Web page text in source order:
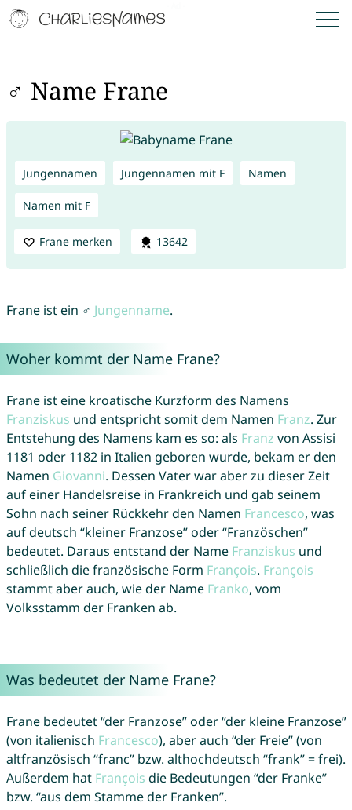
♂ Name Frane
Jungennamen Jungennamen mit F Namen
Namen mit F
Frane merken 13642
Frane ist ein ♂ Jungenname.
Woher kommt der Name Frane?
Frane ist eine kroatische Kurzform des Namens
Franziskus und entspricht somit dem Namen Franz. Zur
Entstehung des Namens kam es so: als Franz von Assisi
1181 oder 1182 in Italien geboren wurde, bekam er den
Namen Giovanni. Dessen Vater war aber zu dieser Zeit
auf einer Handelsreise in Frankreich und gab seinem
Sohn nach seiner Rückkehr den Namen Francesco, was
auf deutsch “kleiner Franzose” oder “Französchen”
bedeutet. Daraus entstand der Name Franziskus und
schließlich die französische Form François. François
stammt aber auch, wie der Name Franko, vom
Volksstamm der Franken ab.
Was bedeutet der Name Frane?
Frane bedeutet “der Franzose” oder “der kleine Franzose”
(von italienisch Francesco), aber auch “der Freie” (von
altfranzösisch “franc” bzw. althochdeutsch “frank” = frei).
Außerdem hat François die Bedeutungen “der Franke”
bzw. “aus dem Stamme der Franken”.